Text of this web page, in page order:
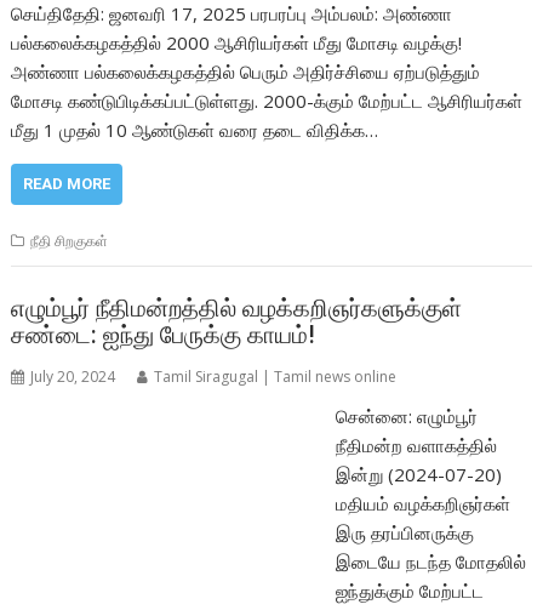
செய்திதேதி: ஜனவரி 17, 2025 பரபரப்பு அம்பலம்: அண்ணா
பல்கலைக்கழகத்தில் 2000 ஆசிரியர்கள் மீது மோசடி வழக்கு!
அண்ணா பல்கலைக்கழகத்தில் பெரும் அதிர்ச்சியை ஏற்படுத்தும்
மோசடி கண்டுபிடிக்கப்பட்டுள்ளது. 2000-க்கும் மேற்பட்ட ஆசிரியர்கள்
மீது 1 முதல் 10 ஆண்டுகள் வரை தடை விதிக்க…
READ MORE
நீதி சிறகுகள்
எழும்பூர் நீதிமன்றத்தில் வழக்கறிஞர்களுக்குள்
சண்டை: ஐந்து பேருக்கு காயம்!
July 20, 2024 Tamil Siragugal | Tamil news online
சென்னை: எழும்பூர்
நீதிமன்ற வளாகத்தில்
இன்று (2024-07-20)
மதியம் வழக்கறிஞர்கள்
இரு தரப்பினருக்கு
இடையே நடந்த மோதலில்
ஐந்துக்கும் மேற்பட்ட